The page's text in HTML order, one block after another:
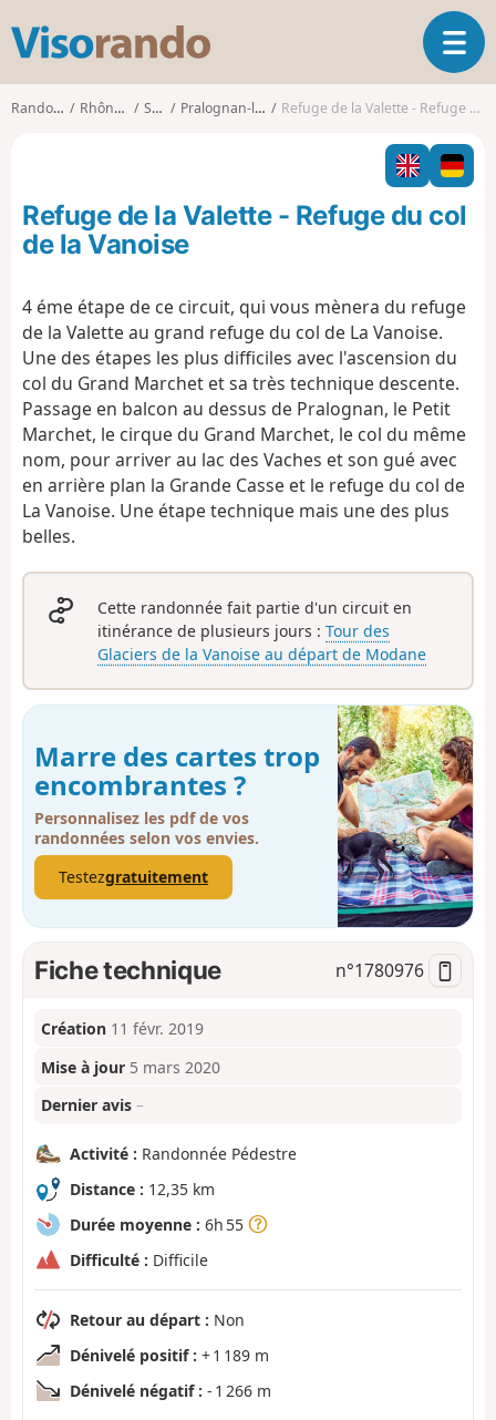
s
o
o
O
u
r
i
r
l
a
i
a
t
n
Randonnées Rhône-Alpes Savoie Pralognan-la-Vanoise Refuge de la Valette - Refuge du col de la Vanoise
Refuge de la Valette - Refuge du col
de la Vanoise
4 éme étape de ce circuit, qui vous mènera du refuge
de la Valette au grand refuge du col de La Vanoise.
Une des étapes les plus difficiles avec l'ascension du
col du Grand Marchet et sa très technique descente.
Passage en balcon au dessus de Pralognan, le Petit
Marchet, le cirque du Grand Marchet, le col du même
nom, pour arriver au lac des Vaches et son gué avec
en arrière plan la Grande Casse et le refuge du col de
La Vanoise. Une étape technique mais une des plus
belles.
Cette randonnée fait partie d'un circuit en
itinérance de plusieurs jours :Tour des
Glaciers de la Vanoise au départ de Modane
Marre des cartes trop
encombrantes ?
Personnalisez les pdf de vos
randonnées selon vos envies.
Testezgratuitement
Fiche technique n°1780976
Création 11 févr. 2019
Mise à jour 5 mars 2020
Dernier avis –
Activité : Randonnée Pédestre
Distance : 12,35 km
Durée moyenne : 6h 55
Difficulté : Difficile
Retour au départ : Non
Dénivelé positif : + 1 189 m
Dénivelé négatif : - 1 266 m